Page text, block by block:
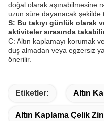
doğal olarak aşınabilmesine
uzun süre dayanacak şekilde
S: Bu takıyı günlük olarak
aktiviteler sırasında
C: Altın kaplamayı korumak
duş almadan veya egzersiz
önerilir.
Etiketler: Altın
Altın Kaplama Çelik